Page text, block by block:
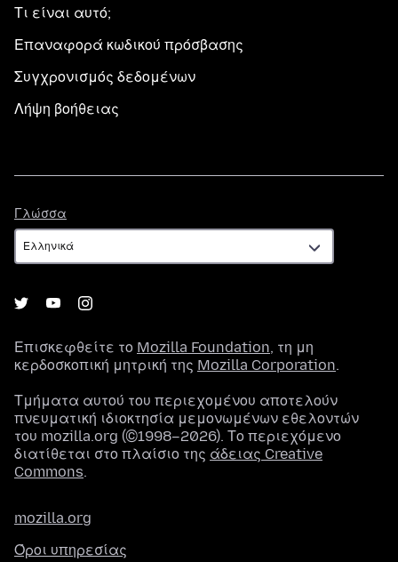
Τι είναι αυτό;
Επαναφορά κωδικού πρόσβασης
Συγχρονισμός δεδομένων
Λήψη βοήθειας
Γλώσσα
Επισκεφθείτε το Mozilla Foundation, τη μη
κερδοσκοπική μητρική της Mozilla Corporation.
Τμήματα αυτού του περιεχομένου αποτελούν
πνευματική ιδιοκτησία μεμονωμένων εθελοντών
του mozilla.org (©1998–2026). Το περιεχόμενο
διατίθεται στο πλαίσιο της άδειας Creative
Commons.
mozilla.org
Όροι υπηρεσίας